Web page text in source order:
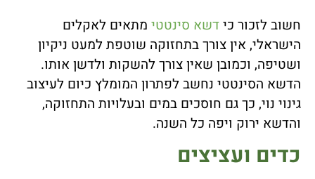
חשוב לזכור כידשא סינטטי מתאים לאקלים
הישראלי, אין צורך בתחזוקה שוטפת למעט ניקיון
ושטיפה, וכמובן שאין צורך להשקות ולדשן אותו.
הדשא הסינטטי נחשב לפתרון המומלץ כיום לעיצוב
גינוי נוי, כך גם חוסכים במים ובעלויות התחזוקה,
והדשא ירוק ויפה כל השנה.
כדים ועציצים